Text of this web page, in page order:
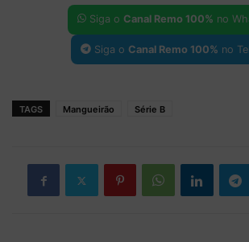
Siga o Canal Remo 100% no
Siga o Canal Remo 100% no
TAGS Mangueirão Série B